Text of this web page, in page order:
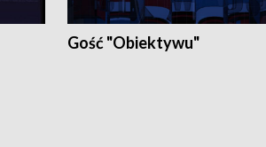
Gość "Obiektywu"